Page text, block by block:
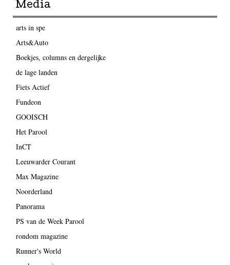
Media
arts in spe
Arts&Auto
Boekjes, columns en dergelijke
de lage landen
Fiets Actief
Fundeon
GOOISCH
Het Parool
InCT
Leeuwarder Courant
Max Magazine
Noorderland
Panorama
PS van de Week Parool
rondom magazine
Runner's World